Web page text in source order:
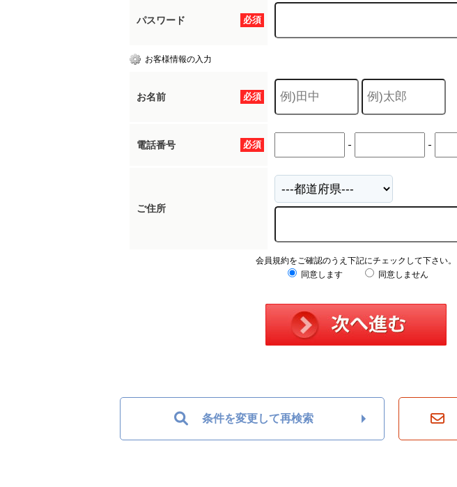
必須
パスワード
お客様情報の入力
必須
お名前
必須
電話番号 - -
ご住所
会員規約をご確認のうえ下記にチェックして下さい。
同意します
同意しません
条件を変更して再検索